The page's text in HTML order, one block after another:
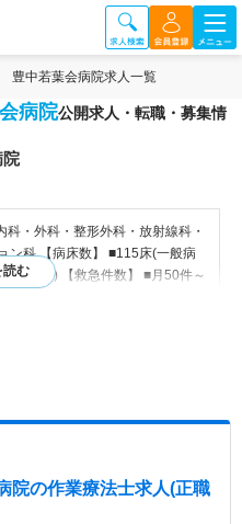
豊中若葉会病院求人一覧
病院公開求人・転職・募集情
科・外科・整形外科・放射線科・
ン科 【病床数】 ■115床(一般病
棟55床) 【救急件数】 ■月50件～
診療実績（過去実績）】■救急件
／堺若葉会病院／加古川さくら園
院の作業療法士求人(正職